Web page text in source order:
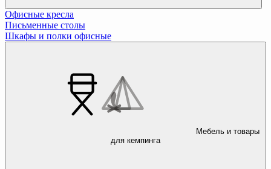
Офисные кресла
Письменные столы
Шкафы и полки офисные
Мебель и товары
для кемпинга